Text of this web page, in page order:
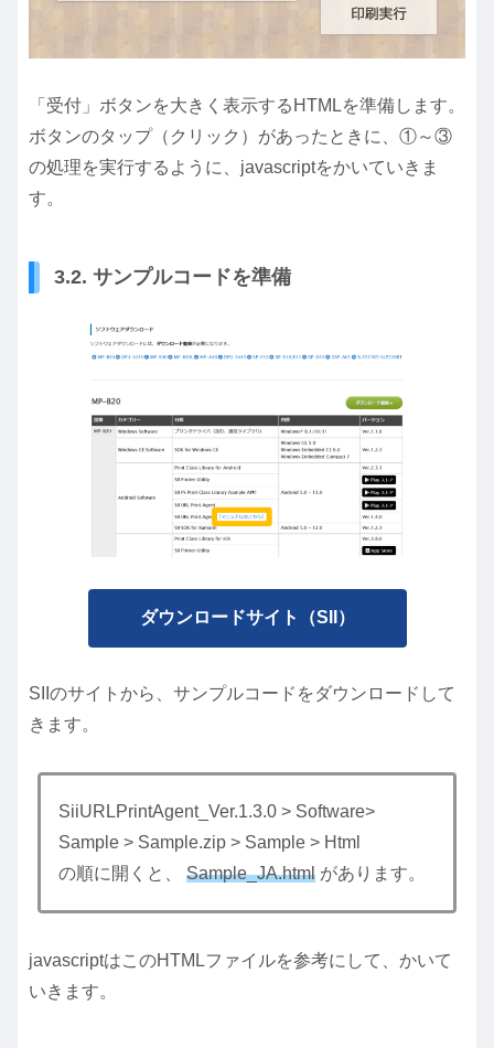
「受付」ボタンを大きく表示するHTMLを準備します。
ボタンのタップ（クリック）があったときに、①～③
の処理を実行するように、javascriptをかいていきま
す。
3.2. サンプルコードを準備
ダウンロードサイト（SII）
SIIのサイトから、サンプルコードをダウンロードして
きます。
SiiURLPrintAgent_Ver.1.3.0 > Software>
Sample > Sample.zip > Sample > Html
の順に開くと、 Sample_JA.htmlがあります。
javascriptはこのHTMLファイルを参考にして、かいて
いきます。